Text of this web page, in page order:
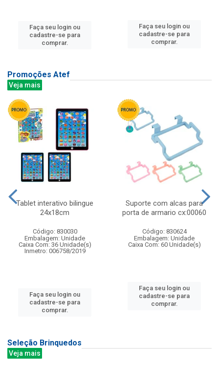
Faça seu login ou
cadastre-se para
comprar.
Faça seu login ou
cadastre-se para
comprar.
Promoções Atef
Veja mais
Tablet interativo bilingue
24x18cm
Código: 830030
Embalagem: Unidade
Caixa Com: 36 Unidade(s)
Inmetro: 006758/2019
Faça seu login ou
cadastre-se para
comprar.
Suporte com alcas para
porta de armario cx:00060
Código: 830624
Embalagem: Unidade
Caixa Com: 60 Unidade(s)
Faça seu login ou
cadastre-se para
comprar.
Seleção Brinquedos
Veja mais